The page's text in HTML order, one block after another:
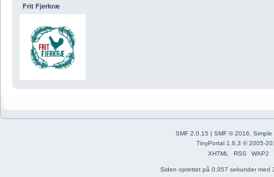
Frit Fjerkræ
SMF 2.0.15 | SMF © 2016
Simple
TinyPortal 1.6.3 ©2005-
XHTML
RSS WAP2
Siden oprettet på 0.057 sekunder med